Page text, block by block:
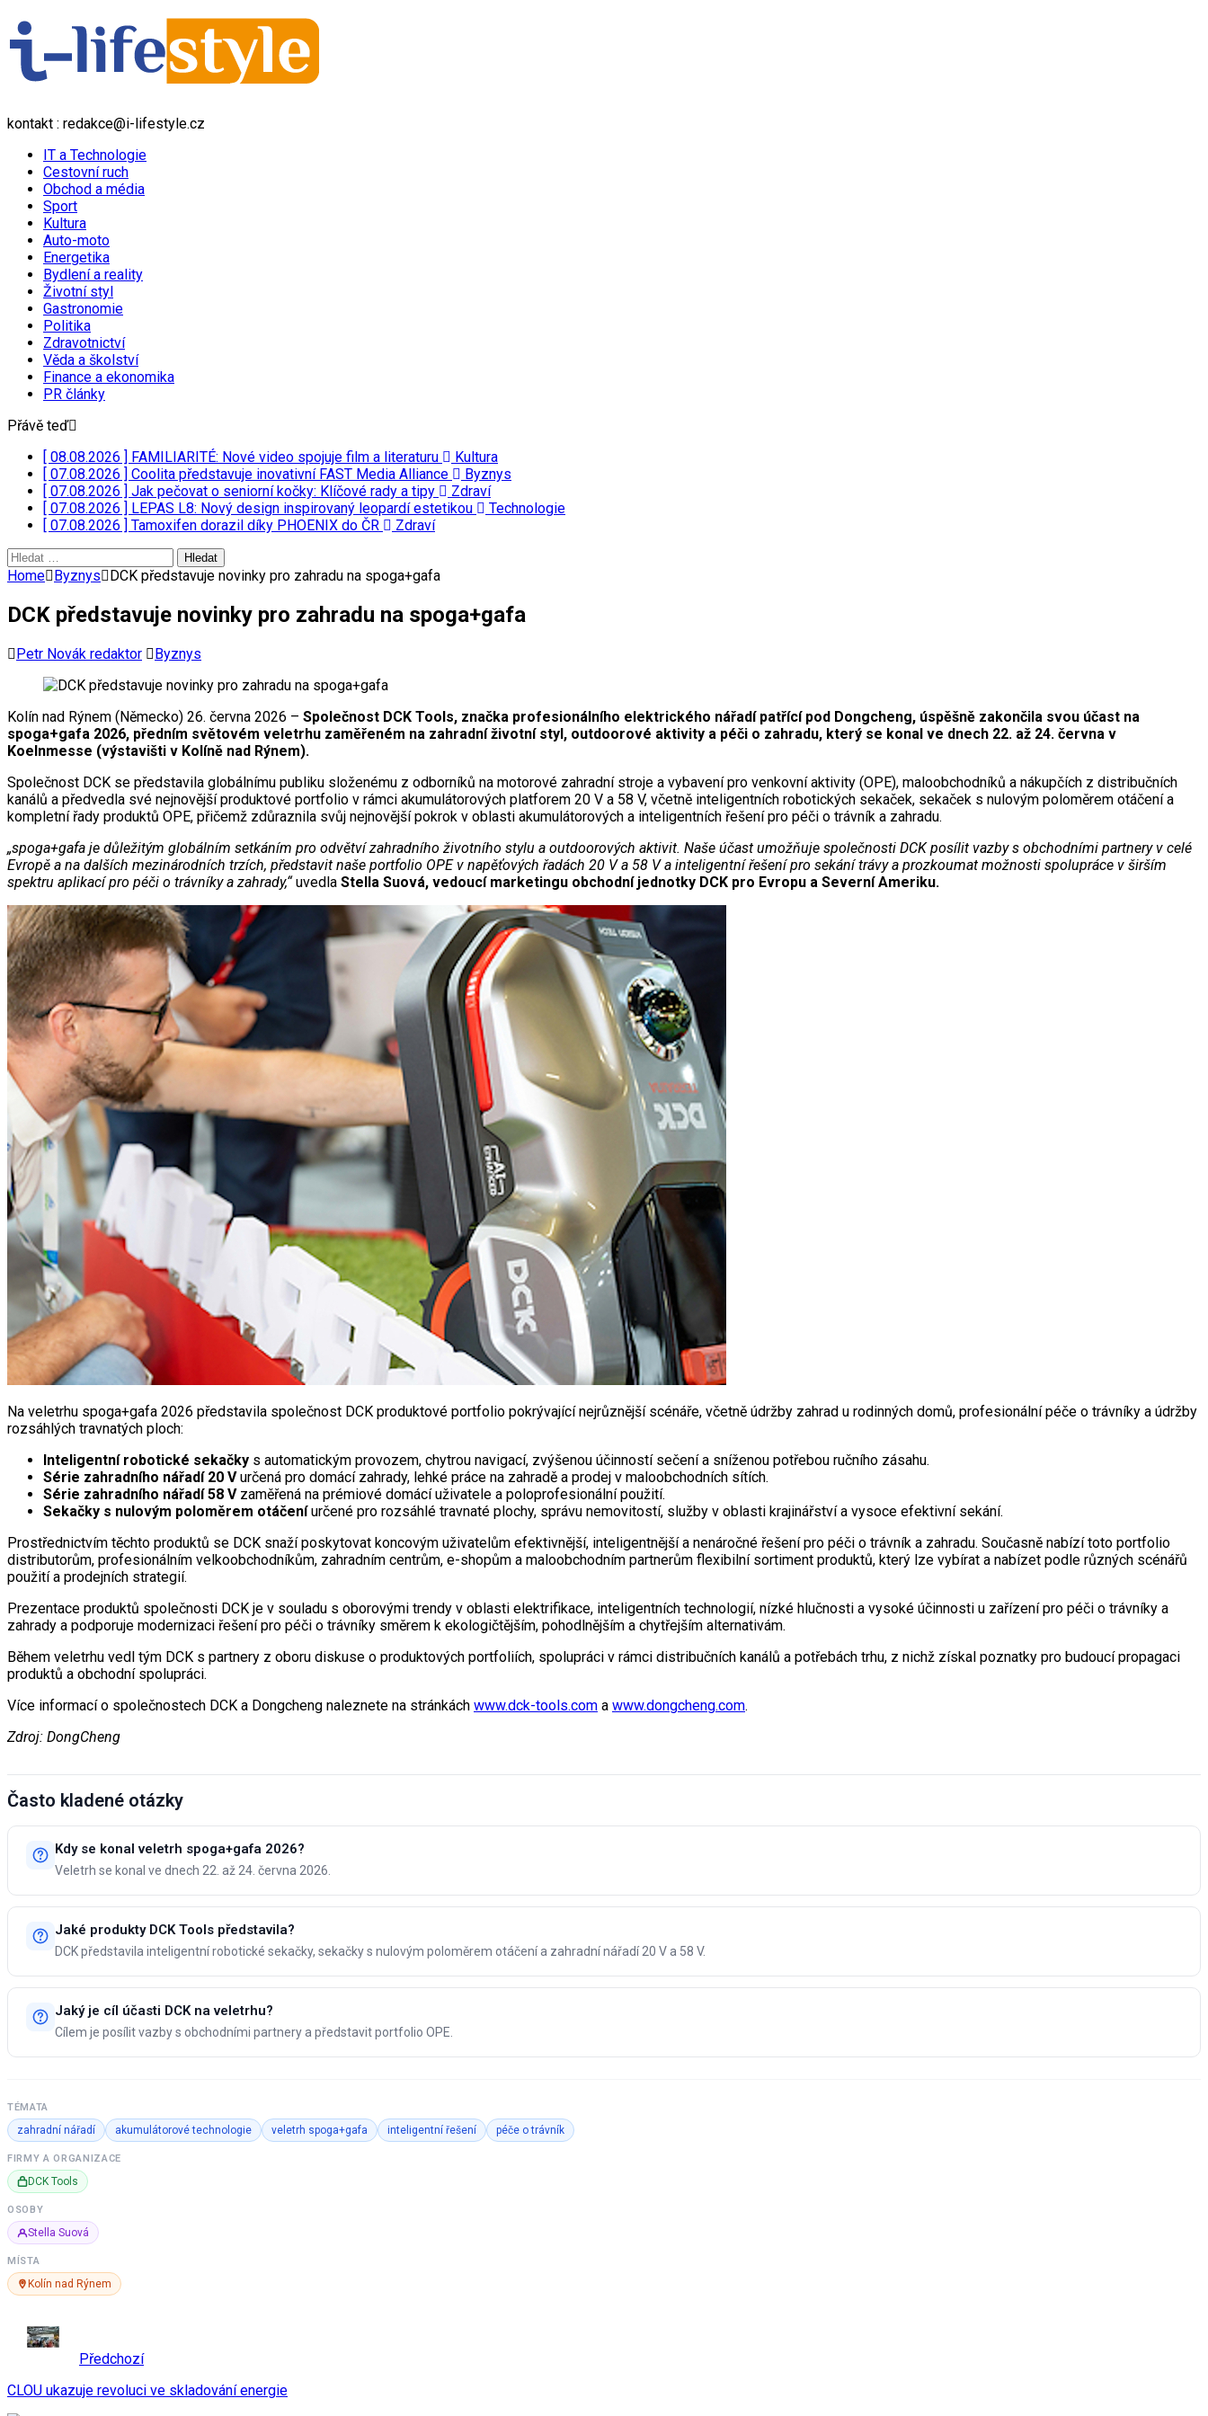
kontakt : redakce@i-lifestyle.cz
IT a Technologie
Cestovní ruch
Obchod a média
Sport
Kultura
Auto-moto
Energetika
Bydlení a reality
Životní styl
Gastronomie
Politika
Zdravotnictví
Věda a školství
Finance a ekonomika
PR články
Přávě teď
[ 08.08.2026 ] FAMILIARITÉ: Nové video spojuje film a literaturu
Kultura
[ 07.08.2026 ] Coolita představuje inovativní FAST Media Alliance
Byznys
[ 07.08.2026 ] Jak pečovat o seniorní kočky: Klíčové rady a tipy
Zdraví
[ 07.08.2026 ] LEPAS L8: Nový design inspirovaný leopardí estetikou
Technologie
[ 07.08.2026 ] Tamoxifen dorazil díky PHOENIX do ČR
Zdraví
Vyhledávání
Home Byznys DCK představuje novinky pro zahradu na spoga+gafa
DCK představuje novinky pro zahradu na spoga+gafa
Petr Novák redaktor Byznys
Kolín nad Rýnem (Německo) 26. června 2026 – Společnost DCK Tools, značka profesionálního elektrického nářadí patřící pod Dongcheng, úspěšně zakončila svou účast na
spoga+gafa 2026, předním světovém veletrhu zaměřeném na zahradní životní styl, outdoorové aktivity a péči o zahradu, který se konal ve dnech 22. až 24. června v
Koelnmesse (výstavišti v Kolíně nad Rýnem).
Společnost DCK se představila globálnímu publiku složenému z odborníků na motorové zahradní stroje a vybavení pro venkovní aktivity (OPE), maloobchodníků a nákupčích z distribučních
kanálů a předvedla své nejnovější produktové portfolio v rámci akumulátorových platforem 20 V a 58 V, včetně inteligentních robotických sekaček, sekaček s nulovým poloměrem otáčení a
kompletní řady produktů OPE, přičemž zdůraznila svůj nejnovější pokrok v oblasti akumulátorových a inteligentních řešení pro péči o trávník a zahradu.
„spoga+gafa je důležitým globálním setkáním pro odvětví zahradního životního stylu a outdoorových aktivit. Naše účast umožňuje společnosti DCK posílit vazby s obchodními partnery v celé
Evropě a na dalších mezinárodních trzích, představit naše portfolio OPE v napěťových řadách 20 V a 58 V a inteligentní řešení pro sekání trávy a prozkoumat možnosti spolupráce v širším
spektru aplikací pro péči o trávníky a zahrady,“uvedla Stella Suová, vedoucí marketingu obchodní jednotky DCK pro Evropu a Severní Ameriku.
Na veletrhu spoga+gafa 2026 představila společnost DCK produktové portfolio pokrývající nejrůznější scénáře, včetně údržby zahrad u rodinných domů, profesionální péče o trávníky a údržby
rozsáhlých travnatých ploch:
Inteligentní robotické sekačky s automatickým provozem, chytrou navigací, zvýšenou účinností sečení a sníženou potřebou ručního zásahu.
Série zahradního nářadí 20 Vurčená pro domácí zahrady, lehké práce na zahradě a prodej v maloobchodních sítích.
Série zahradního nářadí 58 V zaměřená na prémiové domácí uživatele a poloprofesionální použití.
Sekačky s nulovým poloměrem otáčeníurčené pro rozsáhlé travnaté plochy, správu nemovitostí, služby v oblasti krajinářství a vysoce efektivní sekání.
Prostřednictvím těchto produktů se DCK snaží poskytovat koncovým uživatelům efektivnější, inteligentnější a nenáročné řešení pro péči o trávník a zahradu. Současně nabízí toto portfolio
distributorům, profesionálním velkoobchodníkům, zahradním centrům, e-shopům a maloobchodním partnerům flexibilní sortiment produktů, který lze vybírat a nabízet podle různých scénářů
použití a prodejních strategií.
Prezentace produktů společnosti DCK je v souladu s oborovými trendy v oblasti elektrifikace, inteligentních technologií, nízké hlučnosti a vysoké účinnosti u zařízení pro péči o trávníky a
zahrady a podporuje modernizaci řešení pro péči o trávníky směrem k ekologičtějším, pohodlnějším a chytřejším alternativám.
Během veletrhu vedl tým DCK s partnery z oboru diskuse o produktových portfoliích, spolupráci v rámci distribučních kanálů a potřebách trhu, z nichž získal poznatky pro budoucí propagaci
produktů a obchodní spolupráci.
Více informací o společnostech DCK a Dongcheng naleznete na stránkách www.dck-tools.com a www.dongcheng.com.
Zdroj: DongCheng
Často kladené otázky
Kdy se konal veletrh spoga+gafa 2026?
Veletrh se konal ve dnech 22. až 24. června 2026.
Jaké produkty DCK Tools představila?
DCK představila inteligentní robotické sekačky, sekačky s nulovým poloměrem otáčení a zahradní nářadí 20 V a 58 V.
Jaký je cíl účasti DCK na veletrhu?
Cílem je posílit vazby s obchodními partnery a představit portfolio OPE.
TÉMATA
zahradní nářadí akumulátorové technologie veletrh spoga+gafa inteligentní řešení péče o trávník
FIRMY A ORGANIZACE
DCK Tools
OSOBY
Stella Suová
MÍSTA
Kolín nad Rýnem
Předchozí
CLOU ukazuje revoluci ve skladování energie